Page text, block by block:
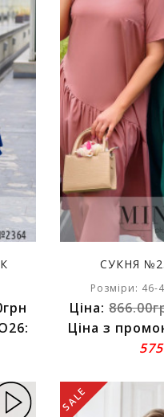
СУКНЯ
Розміри: 46-
Ціна:
Ціна з
SALE